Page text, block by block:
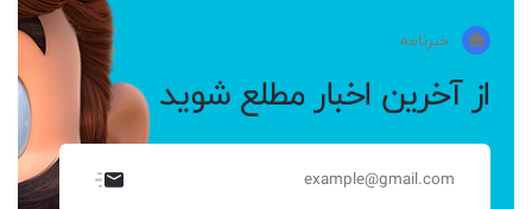
خبرنامه
از آخرین اخبار مطلع شوید